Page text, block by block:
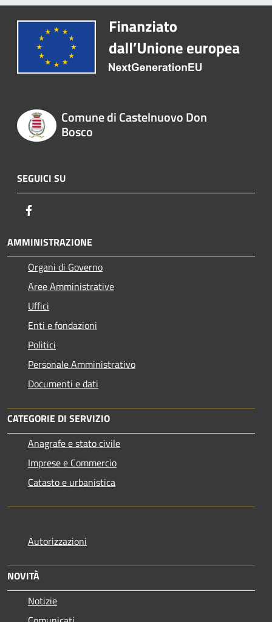
Comune di Castelnuovo Don
Bosco
SEGUICI SU
AMMINISTRAZIONE
Organi di Governo
Aree Amministrative
Uffici
Enti e fondazioni
Politici
Personale Amministrativo
Documenti e dati
CATEGORIE DI SERVIZIO
Anagrafe e stato civile
Imprese e Commercio
Catasto e urbanistica
Autorizzazioni
NOVITÀ
Notizie